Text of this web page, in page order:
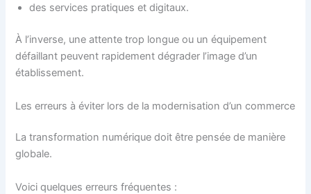
des services pratiques et digitaux.
À l’inverse, une attente trop longue ou un équipement
défaillant peuvent rapidement dégrader l’image d’un
établissement.
Les erreurs à éviter lors de la modernisation d’un commerce
La transformation numérique doit être pensée de manière
globale.
Voici quelques erreurs fréquentes :